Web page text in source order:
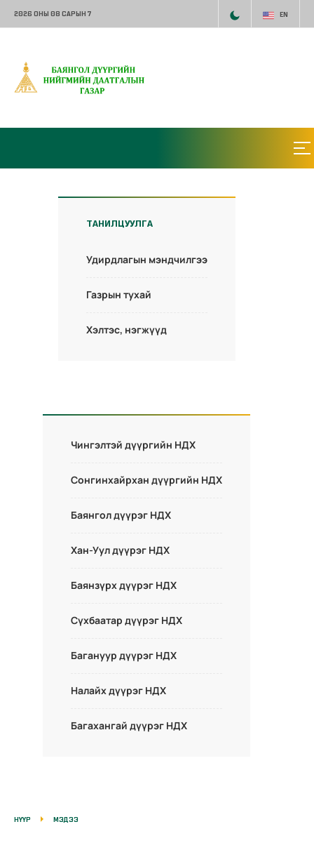
2026 ОНЫ 08 САРЫН 7 EN
ТАНИЛЦУУЛГА
Удирдлагын мэндчилгээ
Газрын тухай
Хэлтэс, нэгжүүд
Чингэлтэй дүүргийн НДХ
Сонгинхайрхан дүүргийн НДХ
Баянгол дүүрэг НДХ
Хан-Уул дүүрэг НДХ
Баянзүрх дүүрэг НДХ
Сүхбаатар дүүрэг НДХ
Багануур дүүрэг НДХ
Налайх дүүрэг НДХ
Багахангай дүүрэг НДХ
НҮҮР МЭДЭЭ